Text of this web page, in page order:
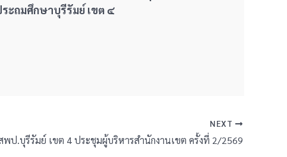
ะถมศึกษาบุรีรัมย์ เขต ๔
NEXT
พป.บุรีรัมย์ เขต 4 ประชุมผู้บริหารสำนักงานเขต ครั้งที่ 2/2569